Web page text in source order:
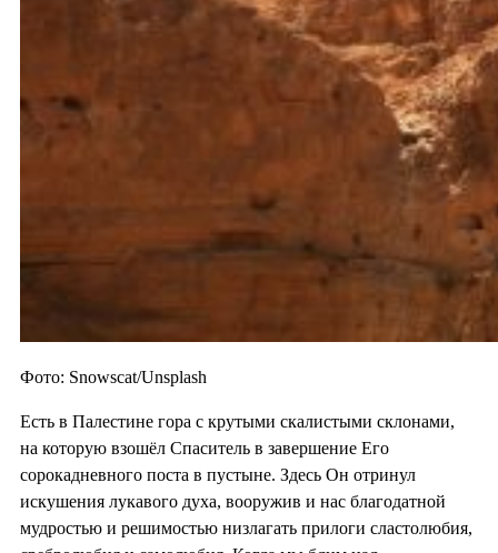
Фото: Snowscat/Unsplash
Есть в Палестине гора с крутыми скалистыми склонами,
на которую взошёл Спаситель в завершение Его
сорокадневного поста в пустыне. Здесь Он отринул
искушения лукавого духа, вооружив и нас благодатной
мудростью и решимостью низлагать прилоги сластолюбия,